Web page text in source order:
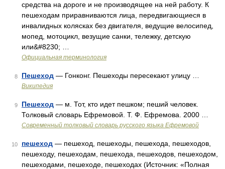
средства на дороге и не производящее на ней работу. К
пешеходам приравниваются лица, передвигающиеся в
инвалидных колясках без двигателя, ведущие велосипед,
мопед, мотоцикл, везущие санки, тележку, детскую
или&#8230; …
Официальная терминология
8 Пешеход — Гонконг. Пешеходы пересекают улицу …
Википедия
9 Пешеход — м. Тот, кто идет пешком; пеший человек.
Толковый словарь Ефремовой. Т. Ф. Ефремова. 2000 …
Современный толковый словарь русского языка Ефремовой
10 пешеход — пешеход, пешеходы, пешехода, пешеходов,
пешеходу, пешеходам, пешехода, пешеходов, пешеходом,
пешеходами, пешеходе, пешеходах (Источник: «Полная